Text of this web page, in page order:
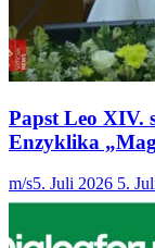
Papst Leo XIV.
Enzyklika
m/s5. Juli 2026 5.